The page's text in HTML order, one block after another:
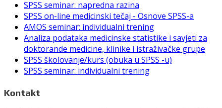
SPSS seminar: napredna razina
SPSS on-line medicinski tečaj - Osnove SPSS-a
AMOS seminar: individualni trening
Analiza podataka medicinske statistike i savjeti za
doktorande medicine, klinike i istraživačke grupe
SPSS školovanje/kurs (obuka u SPSS -u)
SPSS seminar: individualni trening
Kontakt